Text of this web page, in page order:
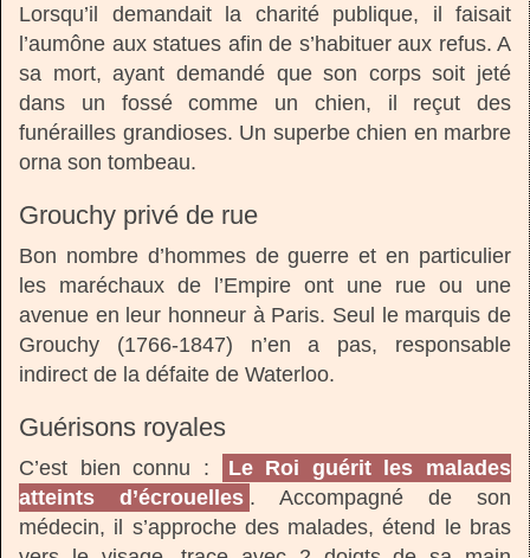
Lorsqu’il demandait la charité publique, il faisait
l’aumône aux statues afin de s’habituer aux refus. A
sa mort, ayant demandé que son corps soit jeté
dans un fossé comme un chien, il reçut des
funérailles grandioses. Un superbe chien en marbre
orna son tombeau.
Grouchy privé de rue
Bon nombre d’hommes de guerre et en particulier
les maréchaux de l’Empire ont une rue ou une
avenue en leur honneur à Paris. Seul le marquis de
Grouchy (1766-1847) n’en a pas, responsable
indirect de la défaite de Waterloo.
Guérisons royales
C’est bien connu :
Le Roi guérit les malades
atteints d’écrouelles . Accompagné de son
médecin, il s’approche des malades, étend le bras